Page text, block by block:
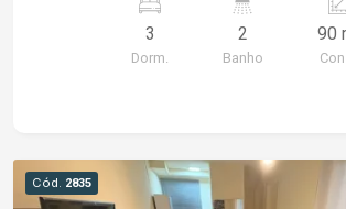
proporcionando maior praticidade no
Conta com 3 dormitórios, sendo um
sacada voltada para a principal
Localizado em condomínio fechado,
empreendimento oferece elevador e
3
Dorm.
2
Banho
90
Cód. 2835